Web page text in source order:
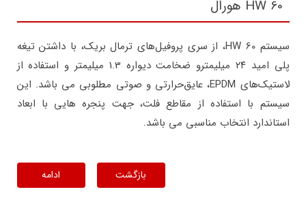
HW 60 هورال
سیستم HW 60، از سری پروفیل‌های ترمال بریک، با داشتن تیغه‌
پلی امید ۲۴ میلیمترو ضخامت دیواره 1.3 میلیمتر و استفاده از
لاستیک‌های EPDM، عایق‌حرارتی و صوتی مطلوبی می باشد. این
سیستم با استفاده از مقاطع فلت، جهت پنجره هایی با ابعاد
استاندارد انتخاب مناسبی می باشد.
ادامه بازگشت